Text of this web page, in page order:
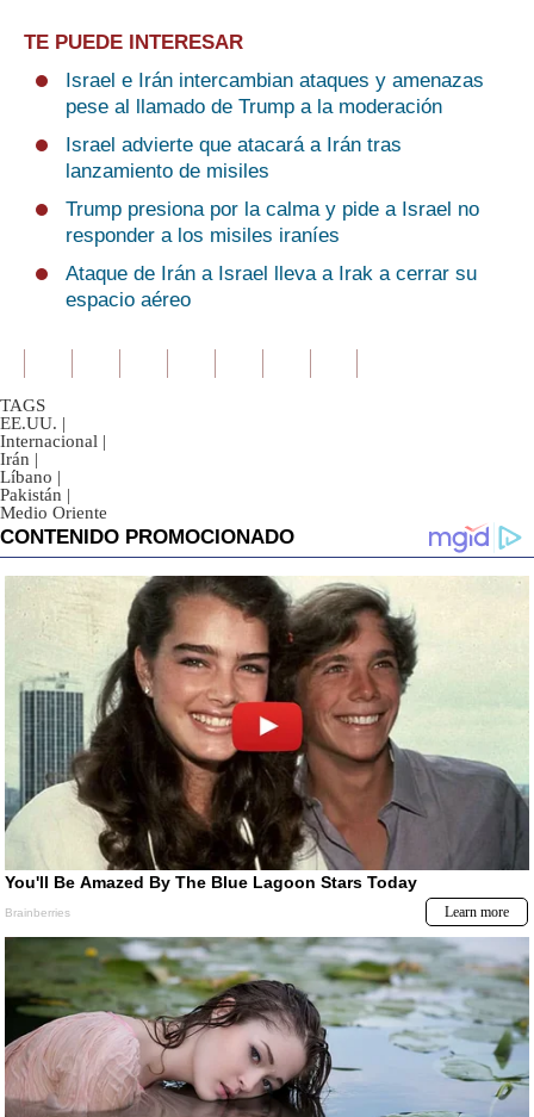
TE PUEDE INTERESAR
Israel e Irán intercambian ataques y amenazas
pese al llamado de Trump a la moderación
Israel advierte que atacará a Irán tras
lanzamiento de misiles
Trump presiona por la calma y pide a Israel no
responder a los misiles iraníes
Ataque de Irán a Israel lleva a Irak a cerrar su
espacio aéreo
TAGS
EE.UU. |
Internacional |
Irán |
Líbano |
Pakistán |
Medio Oriente